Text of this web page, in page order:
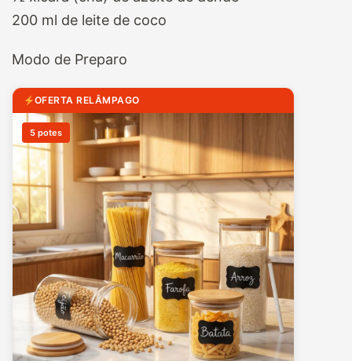
200 ml de leite de coco
Modo de Preparo
OFERTA RELÂMPAGO
5 potes